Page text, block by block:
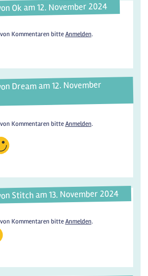
Ok am 12. November 2024
Kommentaren bitteAnmelden.
Dream am 12. November
Kommentaren bitteAnmelden.
Stitch am 13. November 2024
Kommentaren bitteAnmelden.